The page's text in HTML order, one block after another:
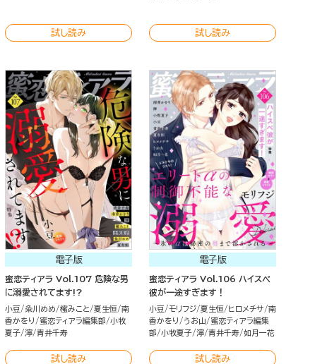
試し読み 試し読み
電子版
蜜恋ティアラ Vol.107 危険な男
に溺愛されてます!?
小豆 粂川めめ 櫁みこと 夏生恒
南
香かをり
蜜恋ティアラ編集部
小牧
夏子 濘 青井千寿
試し読み
電子版
蜜恋ティアラ Vol.106 ハイスペ
彼が一途すぎます！
小豆 モリフジ 夏生恒 ヒロメチサ
南
香かをり
うお山
蜜恋ティアラ編集
部
小牧夏子 濘 青井千寿 如月一花
試し読み